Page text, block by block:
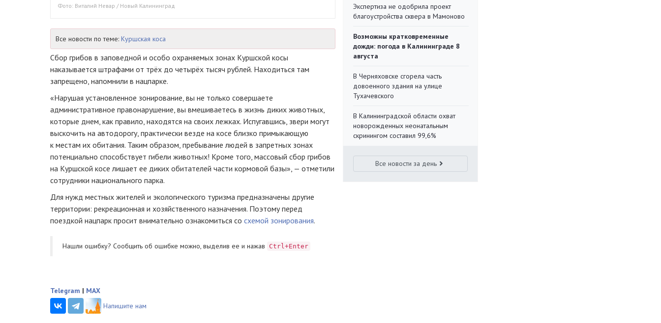
Фото: Виталий Невар / Новый Калининград
Все новости по теме: Куршская коса
Cбор грибов в заповедной и особо охраняемых зонах Куршской косы
наказывается штрафами от трёх до четырёх тысяч рублей. Находиться там
запрещено, напомнили в нацпарке.
«Нарушая установленное зонирование, вы не только совершаете
административное правонарушение, вы вмешиваетесь в жизнь диких животных,
которые днем, как правило, находятся на своих лежках. Испугавшись, звери могут
выскочить на автодорогу, практически везде на косе близко примыкающую
к местам их обитания. Таким образом, пребывание людей в запретных зонах
потенциально способствует гибели животных! Кроме того, массовый сбор грибов
на Куршской косе лишает ее диких обитателей части кормовой базы», — отметили
сотрудники национального парка.
Для нужд местных жителей и экологического туризма предназначены другие
территории: рекреационная и хозяйственного назначения. Поэтому перед
поездкой нацпарк просит внимательно ознакомиться со схемой зонирования.
Нашли ошибку? Cообщить об ошибке можно, выделив ее и нажав Ctrl+Enter
Экспертиза не одобрила проект
благоустройства сквера в Мамоново
Возможны кратковременные
дожди: погода в Калининграде 8
августа
В Черняховске сгорела часть
довоенного здания на улице
Тухачевского
В Калининградской области охват
новорожденных неонатальным
скринингом составил 99,6%
Все новости за день
Telegram | MAX
Напишите нам